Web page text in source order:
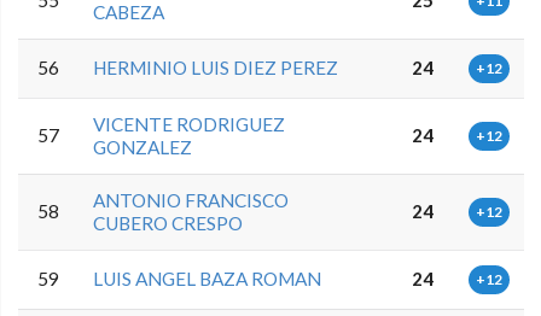
CABEZA
56 HERMINIO LUIS DIEZ PEREZ 24 +12
57
VICENTE RODRIGUEZ
GONZALEZ
24 +12
58
ANTONIO FRANCISCO
CUBERO CRESPO
24 +12
59 LUIS ANGEL BAZA ROMAN 24 +12